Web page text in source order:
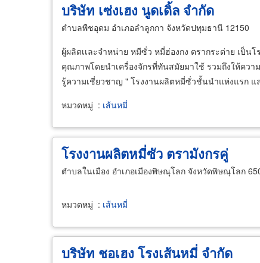
บริษัท เซ่งเฮง นูดเดิ้ล จำกัด
ตำบลพืชอุดม อำเภอลำลูกกา จังหวัดปทุมธานี 12150
ผู้ผลิตเเละจำหน่าย หมีซั่ว หมี่ฮ่องกง ตรากระต่าย เป็
คุณภาพโดยนำเครื่องจักรที่ทันสมัยมาใช้ รวมถึงให้ค
รู้ความเชี่ยวชาญ " โรงงานผลิตหมี่ซั่วชั้นนำแห่งแรก แ
หมวดหมู่ : เส้นหมี่
โรงงานผลิตหมี่ซัว ตรามังกรคู่
ตำบลในเมือง อำเภอเมืองพิษณุโลก จังหวัดพิษณุโลก
หมวดหมู่ : เส้นหมี่
บริษัท ชอเฮง โรงเส้นหมี่ จำกัด